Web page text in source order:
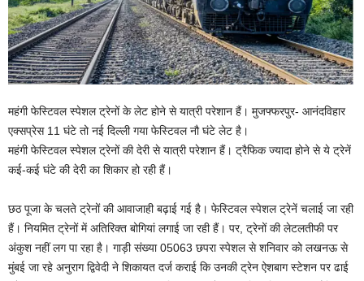
महंगी फेस्टिवल स्पेशल ट्रेनों के लेट होने से यात्री परेशान हैं। मुजफ्फरपुर- आनंदविहार
एक्सप्रेस 11 घंटे तो नई दिल्ली गया फेस्टिवल नौ घंटे लेट है।
महंगी फेस्टिवल स्पेशल ट्रेनों की देरी से यात्री परेशान हैं। ट्रैफिक ज्यादा होने से ये ट्रेनें
कई-कई घंटे की देरी का शिकार हो रही हैं।
छठ पूजा के चलते ट्रेनों की आवाजाही बढ़ाई गई है। फेस्टिवल स्पेशल ट्रेनें चलाई जा रही
हैं। नियमित ट्रेनों में अतिरिक्त बोगियां लगाई जा रही हैं। पर, ट्रेनों की लेटलतीफी पर
अंकुश नहीं लग पा रहा है। गाड़ी संख्या 05063 छपरा स्पेशल से शनिवार को लखनऊ से
मुंबई जा रहे अनुराग द्विवेदी ने शिकायत दर्ज कराई कि उनकी ट्रेन ऐशबाग स्टेशन पर ढाई